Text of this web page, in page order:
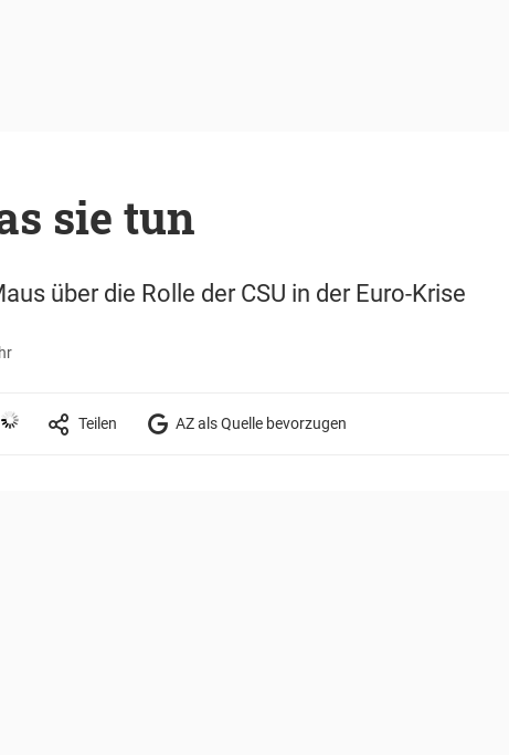
sie tun
über die Rolle der CSU in der Euro-Krise
Teilen AZ als Quelle bevorzugen